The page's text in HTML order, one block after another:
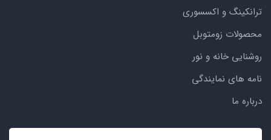
ترانکینگ و اکسسوری
محصولات زومتوبل
روشنایی خانه و نور
نامه های نمایندگی
درباره ما